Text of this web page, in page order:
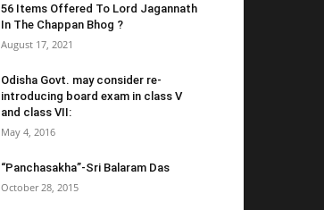
56 Items Offered To Lord Jagannath
In The Chappan Bhog ?
August 17, 2021
Odisha Govt. may consider re-
introducing board exam in class V
and class VII:
May 4, 2016
“Panchasakha”-Sri Balaram Das
October 28, 2015